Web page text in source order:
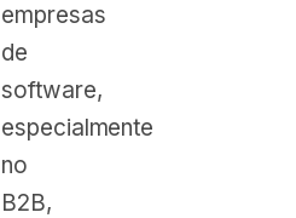
empresas
de
software,
especialmente
no
B2B,